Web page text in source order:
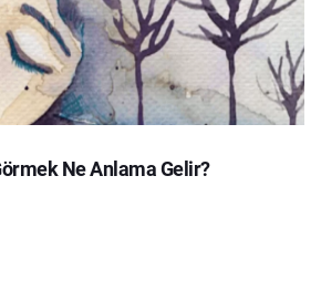
Ne Anlama Gelir?